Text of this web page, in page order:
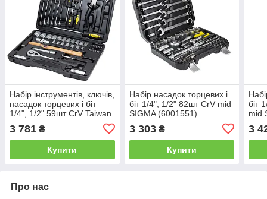
Набір інструментів, ключів,
насадок торцевих і біт
1/4", 1/2" 59шт CrV Taiwan
3 781 ₴
Купити
Набір насадок торцевих і
біт 1/4", 1/2" 82шт CrV mid
SIGMA (6001551)
3 303₴
Купити
біт
mid
3
Про нас